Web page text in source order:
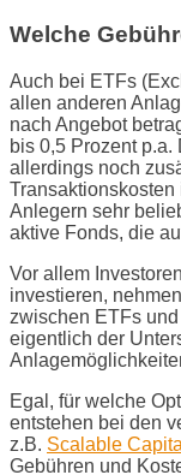
Welche
Auch bei ETFs
allen anderen
nach Angebot
bis 0,5 Prozent
allerdings noch
Anlegern sehr
aktive Fonds, die
Vor allem
investieren,
zwischen ETFs
eigentlich der
Egal, für welche
entstehen bei den
z.B. Scalable
Gebühren und